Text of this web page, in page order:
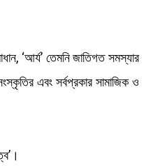
‘আর্য’ তেমনি জাতিগত সমস্যার
এবং সর্বপ্রকার সামাজিক ও